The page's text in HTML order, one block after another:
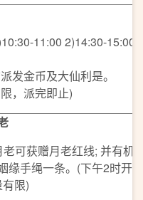
11:00 2)14:30-15:00
发金币及大仙利是。
，派完即止)
可获赠月老红线; 并有机
缘手绳一条。(下午2时开
限)